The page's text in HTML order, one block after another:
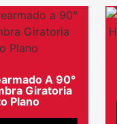
A 90°
Giratoria
Plano